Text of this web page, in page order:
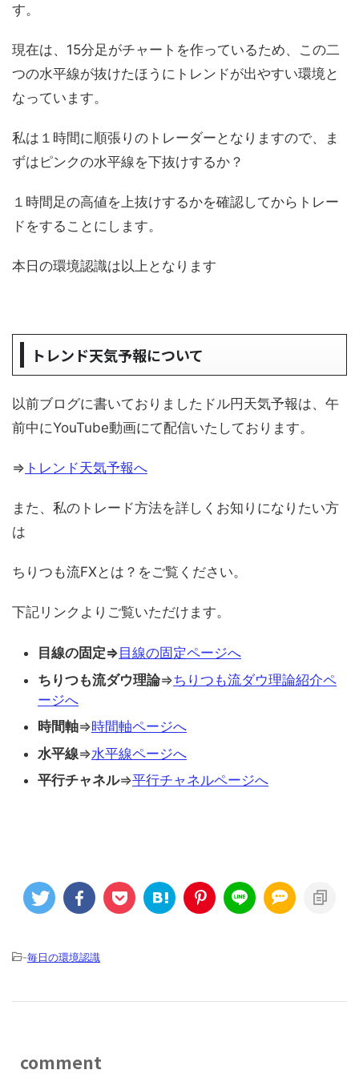
す。
現在は、15分足がチャートを作っているため、この二
つの水平線が抜けたほうにトレンドが出やすい環境と
なっています。
私は１時間に順張りのトレーダーとなりますので、ま
ずはピンクの水平線を下抜けするか？
１時間足の高値を上抜けするかを確認してからトレー
ドをすることにします。
本日の環境認識は以上となります
トレンド天気予報について
以前ブログに書いておりましたドル円天気予報は、午
前中にYouTube動画にて配信いたしております。
⇒ トレンド天気予報へ
また、私のトレード方法を詳しくお知りになりたい方
は
ちりつも流FXとは？をご覧ください。
下記リンクよりご覧いただけます。
目線の固定⇒目線の固定ページへ
ちりつも流ダウ理論⇒ちりつも流ダウ理論紹介ペ
ージへ
時間軸⇒時間軸ページへ
水平線⇒水平線ページへ
平行チャネル⇒平行チャネルページへ
-毎日の環境認識
comment